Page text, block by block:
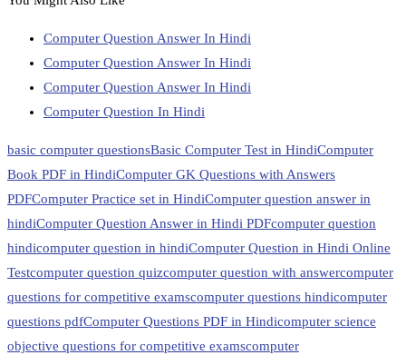
Computer Question Answer In Hindi
Computer Question Answer In Hindi
Computer Question Answer In Hindi
Computer Question In Hindi
basic computer questionsBasic Computer Test in HindiComputer
Book PDF in HindiComputer GK Questions with Answers
PDFComputer Practice set in HindiComputer question answer in
hindiComputer Question Answer in Hindi PDFcomputer question
hindicomputer question in hindiComputer Question in Hindi Online
Testcomputer question quizcomputer question with answercomputer
questions for competitive examscomputer questions hindicomputer
questions pdfComputer Questions PDF in Hindicomputer science
objective questions for competitive examscomputer